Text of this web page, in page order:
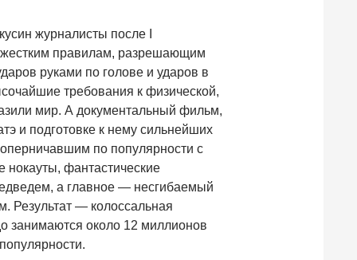
журналисты после I
жестким правилам, разрешающим
руками по голове и ударов в
требования к физической,
мир. А документальный фильм,
и подготовке к нему сильнейших
по популярности с
фантастические
а главное — несгибаемый
Результат — колоссальная
занимаются около 12 миллионов